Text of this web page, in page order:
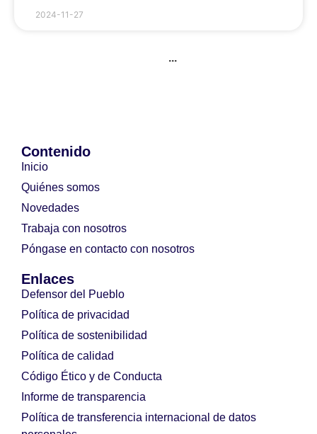
2024-11-27
...
Contenido
Inicio
Quiénes somos
Novedades
Trabaja con nosotros
Póngase en contacto con nosotros
Enlaces
Defensor del Pueblo
Política de privacidad
Política de sostenibilidad
Política de calidad
Código Ético y de Conducta
Informe de transparencia
Política de transferencia internacional de datos